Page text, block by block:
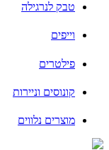
טבק לנרגילה
וייפים
פילטרים
קונוסים וניירות
מוצרים נלווים